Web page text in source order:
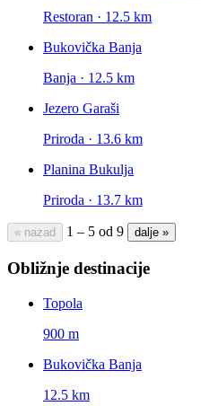
Restoran · 12.5 km
Bukovička Banja
Banja · 12.5 km
Jezero Garaši
Priroda · 13.6 km
Planina Bukulja
Priroda · 13.7 km
« nazad 1 – 5 od 9 dalje »
Obližnje destinacije
Topola
900 m
Bukovička Banja
12.5 km